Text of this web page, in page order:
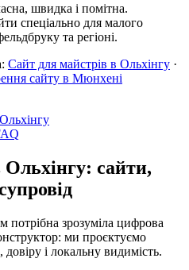
швидка і помітна.
спеціально для малого
та регіоні.
Сайт для майстрів в Ольхінгу ·
сайту в Мюнхені
сайти,
потрібна зрозуміла цифрова
ми проєктуємо
і локальну видимість.